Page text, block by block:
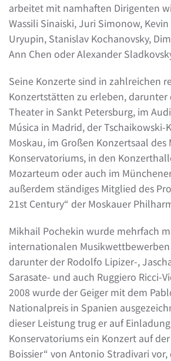
arbeitet mit namhaften Dirigenten
Wassili Sinaiski, Juri Simonow,
Uryupin, Stanislav Kochanovsky,
Ann Chen oder Alexander
Seine Konzerte sind in zahlreichen
Konzertstätten zu erleben, darunter
Theater in Sankt Petersburg, im
Música in Madrid, der
Moskau, im Großen Konzertsaal des
Konservatoriums, in den
Mozarteum oder auch im
außerdem ständiges Mitglied des
21st Century“ der Moskauer
Mikhail Pochekin wurde mehrfach
internationalen
darunter der Rodolfo Lipizer-,
Sarasate- und auch Ruggiero Ricci-
2008 wurde der Geiger mit dem
Nationalpreis in Spanien
dieser Leistung trug er auf
Konservatoriums ein Konzert auf der
Boissier“ von Antonio Stradivari